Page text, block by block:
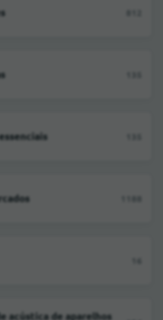
812
1188
16
acústica de aparelhos